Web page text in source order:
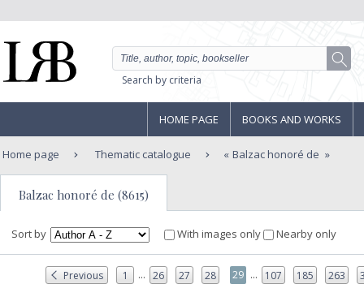
Search by criteria
HOME PAGE BOOKS AND WORKS
Home page Thematic catalogue Balzac honoré de
Balzac honoré de (8615)
Sort by With images only Nearby only
Previous 1 ... 26 27 28 29 ... 107 185 263